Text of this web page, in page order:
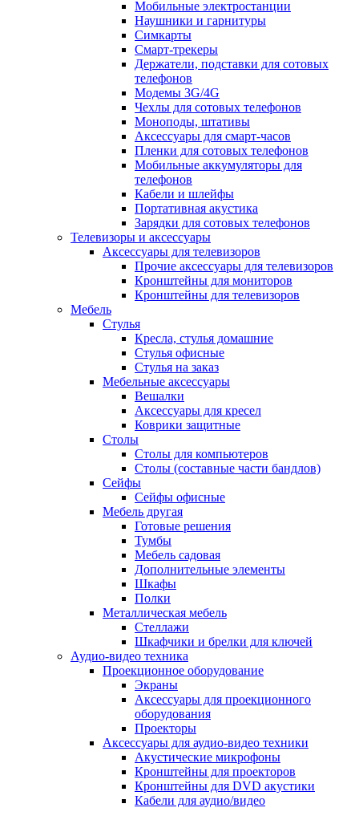
Мобильные электростанции
Наушники и гарнитуры
Симкарты
Смарт-трекеры
Держатели, подставки для сотовых
телефонов
Модемы 3G/4G
Чехлы для сотовых телефонов
Моноподы, штативы
Аксессуары для смарт-часов
Пленки для сотовых телефонов
Мобильные аккумуляторы для
телефонов
Кабели и шлейфы
Портативная акустика
Зарядки для сотовых телефонов
Телевизоры и аксессуары
Аксессуары для телевизоров
Прочие аксессуары для телевизоров
Кронштейны для мониторов
Кронштейны для телевизоров
Мебель
Стулья
Кресла, стулья домашние
Стулья офисные
Стулья на заказ
Мебельные аксессуары
Вешалки
Аксессуары для кресел
Коврики защитные
Столы
Столы для компьютеров
Столы (составные части бандлов)
Сейфы
Сейфы офисные
Мебель другая
Готовые решения
Тумбы
Мебель садовая
Дополнительные элементы
Шкафы
Полки
Металлическая мебель
Стеллажи
Шкафчики и брелки для ключей
Аудио-видео техника
Проекционное оборудование
Экраны
Аксессуары для проекционного
оборудования
Проекторы
Аксессуары для аудио-видео техники
Акустические микрофоны
Кронштейны для проекторов
Кронштейны для DVD акустики
Кабели для аудио/видео